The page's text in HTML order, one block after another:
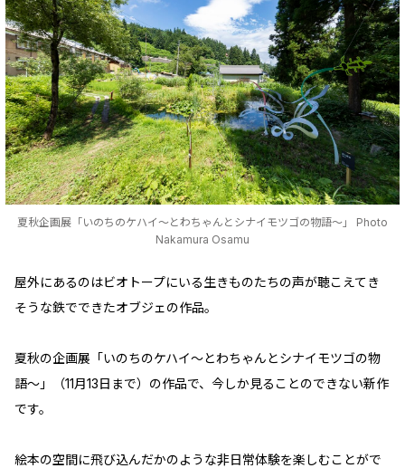
夏秋企画展「いのちのケハイ～とわちゃんとシナイモツゴの物語～」 Photo
Nakamura Osamu
屋外にあるのはビオトープにいる生きものたちの声が聴こえてき
そうな鉄でできたオブジェの作品。
夏秋の企画展「いのちのケハイ～とわちゃんとシナイモツゴの物
語～」（11月13日まで）の作品で、今しか見ることのできない新作
です。
絵本の空間に飛び込んだかのような非日常体験を楽しむことがで